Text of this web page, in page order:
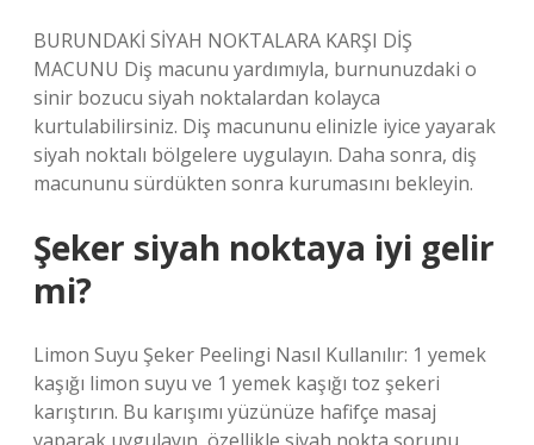
BURUNDAKİ SİYAH NOKTALARA KARŞI DİŞ
MACUNU Diş macunu yardımıyla, burnunuzdaki o
sinir bozucu siyah noktalardan kolayca
kurtulabilirsiniz. Diş macununu elinizle iyice yayarak
siyah noktalı bölgelere uygulayın. Daha sonra, diş
macununu sürdükten sonra kurumasını bekleyin.
Şeker siyah noktaya iyi gelir
mi?
Limon Suyu Şeker Peelingi Nasıl Kullanılır: 1 yemek
kaşığı limon suyu ve 1 yemek kaşığı toz şekeri
karıştırın. Bu karışımı yüzünüze hafifçe masaj